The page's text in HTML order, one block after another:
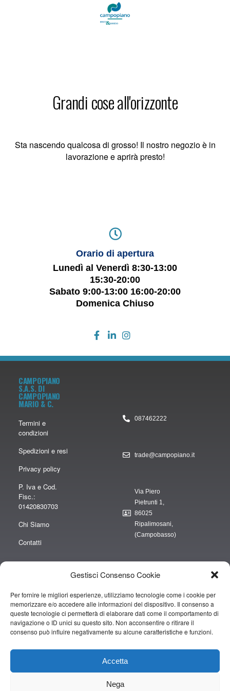
Gestisci Consenso Cookie
Per fornire le migliori esperienze, utilizziamo tecnologie come i cookie per
memorizzare e/o accedere alle informazioni del dispositivo. Il consenso a
queste tecnologie ci permetterà di elaborare dati come il comportamento di
navigazione o ID unici su questo sito. Non acconsentire o ritirare il
consenso può influire negativamente su alcune caratteristiche e funzioni.
Accetta
Nega
Grandi cose all'orizzonte
Sta nascendo qualcosa di grosso! Il nostro negozio è in
lavorazione e aprirà presto!
Orario di apertura
Lunedì al Venerdì 8:30-13:00
15:30-20:00
Sabato 9:00-13:00 16:00-20:00
Domenica Chiuso
CAMPOPIANO
S.A.S. DI
CAMPOPIANO
MARIO & C.
Termini e
condizioni
Spedizioni e resi
Privacy policy
P. Iva e Cod.
Fisc.:
01420830703
Chi Siamo
Contatti
087462222
trade@campopiano.it
Via Piero
Pietrunti 1,
86025
Ripalimosani,
(Campobasso)
“obblighi informativi per le erogazioni pubbliche: gli aiuti di Stato e gli aiuti de
minimis ricevuti dalla nostra impresa sono contenuti nel Registro nazionale
degli aiuti di Stato di cui all’art. 52 della L. 234/2012” e consultabili al seguente
link
https://www.rna.gov.it/RegistroNazionaleTrasparenza/faces/pages/
Copyright © 2019 CAMPOPIANO S.A.S. DI CAMPOPIANO MARIO & C.